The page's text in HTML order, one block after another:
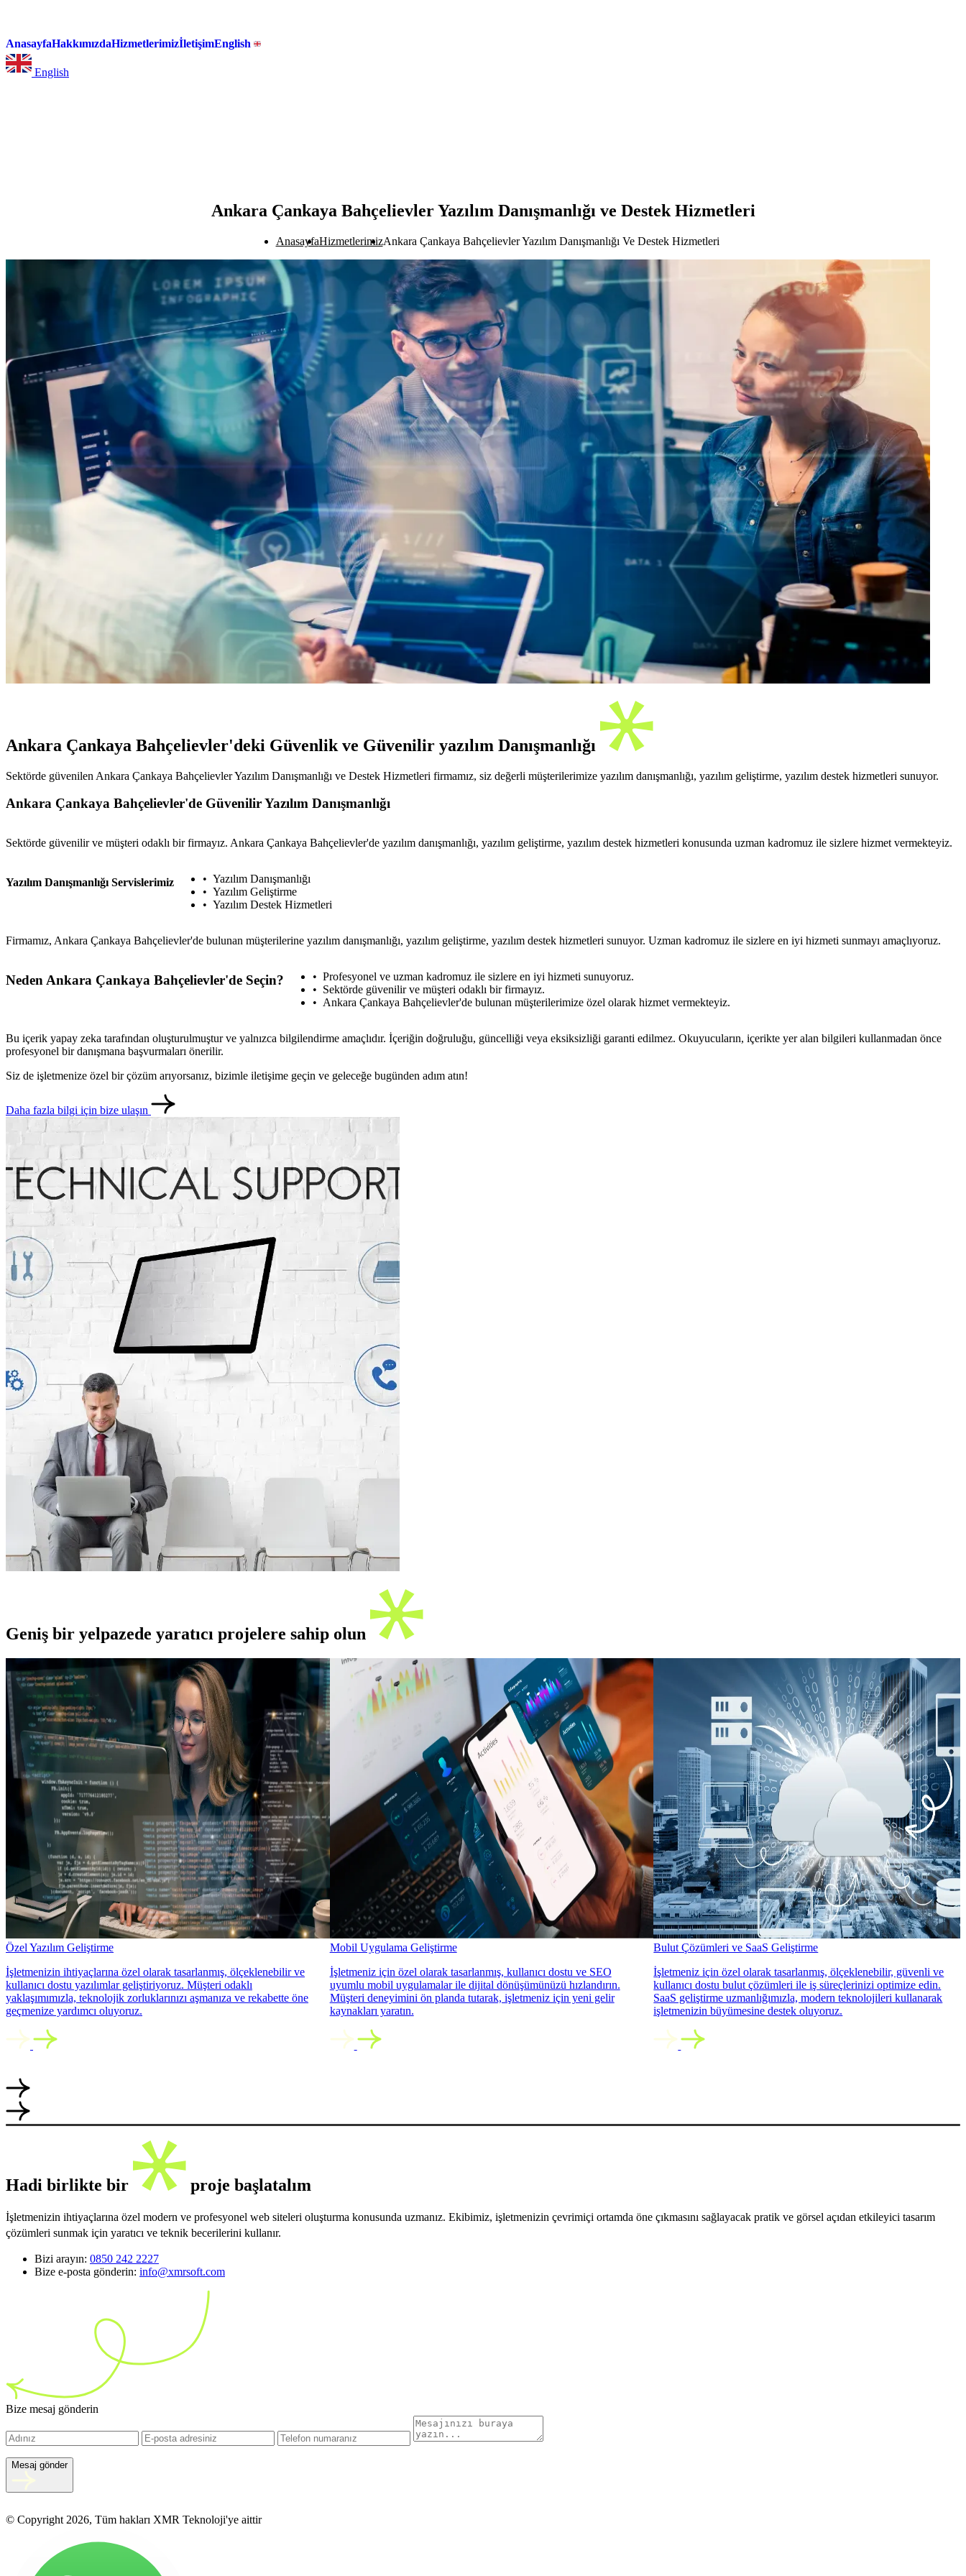
AnasayfaHakkımızdaHizmetlerimizİletişimEnglish
English
Ankara Çankaya Bahçelievler Yazılım Danışmanlığı ve Destek Hizmetleri
AnasayfaHizmetlerimizAnkara Çankaya Bahçelievler Yazılım Danışmanlığı Ve Destek Hizmetleri
Ankara Çankaya Bahçelievler'deki Güvenlik ve Güvenilir yazılım Danışmanlığı
Sektörde güvenilen Ankara Çankaya Bahçelievler Yazılım Danışmanlığı ve Destek Hizmetleri firmamız, siz değerli müşterilerimize yazılım danışmanlığı, yazılım geliştirme, yazılım destek hizmetleri sunuyor.
Ankara Çankaya Bahçelievler'de Güvenilir Yazılım Danışmanlığı
Sektörde güvenilir ve müşteri odaklı bir firmayız. Ankara Çankaya Bahçelievler'de yazılım danışmanlığı, yazılım geliştirme, yazılım destek hizmetleri konusunda uzman kadromuz ile sizlere hizmet vermekteyiz.
Yazılım Danışmanlığı Servislerimiz
Yazılım Danışmanlığı
Yazılım Geliştirme
Yazılım Destek Hizmetleri
Firmamız, Ankara Çankaya Bahçelievler'de bulunan müşterilerine yazılım danışmanlığı, yazılım geliştirme, yazılım destek hizmetleri sunuyor. Uzman kadromuz ile sizlere en iyi hizmeti sunmayı amaçlıyoruz.
Neden Ankara Çankaya Bahçelievler'de Seçin?
Profesyonel ve uzman kadromuz ile sizlere en iyi hizmeti sunuyoruz.
Sektörde güvenilir ve müşteri odaklı bir firmayız.
Ankara Çankaya Bahçelievler'de bulunan müşterilerimize özel olarak hizmet vermekteyiz.
Bu içerik yapay zeka tarafından oluşturulmuştur ve yalnızca bilgilendirme amaçlıdır. İçeriğin doğruluğu, güncelliği veya eksiksizliği garanti edilmez. Okuyucuların, içerikte yer alan bilgileri kullanmadan önce
profesyonel bir danışmana başvurmaları önerilir.
Siz de işletmenize özel bir çözüm arıyorsanız, bizimle iletişime geçin ve geleceğe bugünden adım atın!
Daha fazla bilgi için bize ulaşın
Geniş bir yelpazede yaratıcı projelere sahip olun
Özel Yazılım Geliştirme
İşletmenizin ihtiyaçlarına özel olarak tasarlanmış, ölçeklenebilir ve
kullanıcı dostu yazılımlar geliştiriyoruz. Müşteri odaklı
yaklaşımımızla, teknolojik zorluklarınızı aşmanıza ve rekabette öne
geçmenize yardımcı oluyoruz.
Mobil Uygulama Geliştirme
İşletmeniz için özel olarak tasarlanmış, kullanıcı dostu ve SEO
uyumlu mobil uygulamalar ile dijital dönüşümünüzü hızlandırın.
Müşteri deneyimini ön planda tutarak, işletmeniz için yeni gelir
kaynakları yaratın.
Bulut Çözümleri ve SaaS Geliştirme
İşletmeniz için özel olarak tasarlanmış, ölçeklenebilir, güvenli ve
kullanıcı dostu bulut çözümleri ile iş süreçlerinizi optimize edin.
SaaS geliştirme uzmanlığımızla, modern teknolojileri kullanarak
işletmenizin büyümesine destek oluyoruz.
Hadi birlikte bir proje başlatalım
İşletmenizin ihtiyaçlarına özel modern ve profesyonel web siteleri oluşturma konusunda uzmanız. Ekibimiz, işletmenizin çevrimiçi ortamda öne çıkmasını sağlayacak pratik ve görsel açıdan etkileyici tasarım
çözümleri sunmak için yaratıcı ve teknik becerilerini kullanır.
Bizi arayın: 0850 242 2227
Bize e-posta gönderin: info@xmrsoft.com
Bize mesaj gönderin
Mesaj gönder
© Copyright 2026, Tüm hakları XMR Teknoloji'ye aittir